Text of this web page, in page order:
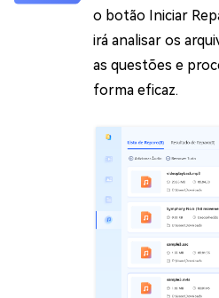
o botão Iniciar
irá analisar os
as questões e
forma eficaz.